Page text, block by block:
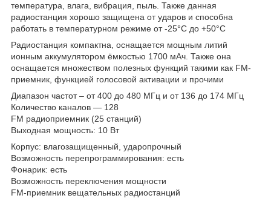
температура, влага, вибрация, пыль. Также данная
радиостанция хорошо защищена от ударов и способна
работать в температурном режиме от -25°С до +50°С
Радиостанция компактна, оснащается мощным литий
ионным аккумулятором ёмкостью 1700 мАч. Также она
оснащается множеством полезных функций такими как FM-
приемник, функцией голосовой активации и прочими
Диапазон частот – от 400 до 480 МГц и от 136 до 174 МГц
Количество каналов ― 128
FM радиоприемник (25 станций)
Выходная мощность: 10 Вт
Корпус: влагозащищенный, ударопрочный
Возможность перепрограммирования: есть
Фонарик: есть
Возможность переключения мощности
FM-приемник вещательных радиостанций